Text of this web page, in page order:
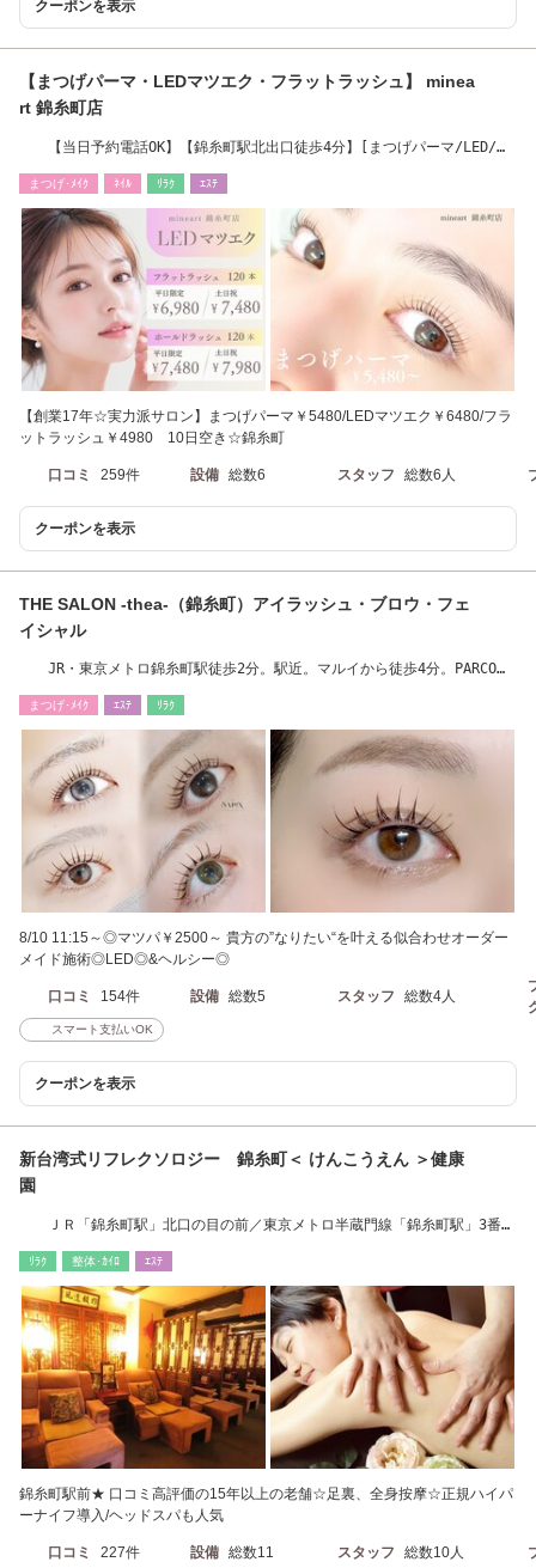
クーポンを表示
【まつげパーマ・LEDマツエク・フラットラッシュ】 minea
rt 錦糸町店
【当日予約電話OK】【錦糸町駅北出口徒歩4分】[まつげパーマ/LED/フ
まつげ･ﾒｲｸ ﾈｲﾙ ﾘﾗｸ ｴｽﾃ
【創業17年☆実力派サロン】まつげパーマ￥5480/LEDマツエク￥6480/フラ
ットラッシュ￥4980 10日空き☆錦糸町
口コミ 259件 設備 総数6 スタッフ 総数6人
クーポンを表示
THE SALON -thea-（錦糸町）アイラッシュ・ブロウ・フェ
イシャル
JR・東京メトロ錦糸町駅徒歩2分。駅近。マルイから徒歩4分。PARCOか
まつげ･ﾒｲｸ ｴｽﾃ ﾘﾗｸ
8/10 11:15～◎マツパ￥2500～ 貴方の”なりたい“を叶える似合わせオーダー
メイド施術◎LED◎&ヘルシー◎
口コミ 154件 設備 総数5 スタッフ 総数4人
スマート支払いOK
クーポンを表示
新台湾式リフレクソロジー 錦糸町＜ けんこうえん ＞健康
園
ＪＲ「錦糸町駅」北口の目の前／東京メトロ半蔵門線「錦糸町駅」3番出
ﾘﾗｸ 整体･ｶｲﾛ ｴｽﾃ
錦糸町駅前★ 口コミ高評価の15年以上の老舗☆足裏、全身按摩☆正規ハイパ
ーナイフ導入/ヘッドスパも人気
口コミ 227件 設備 総数11 スタッフ 総数10人